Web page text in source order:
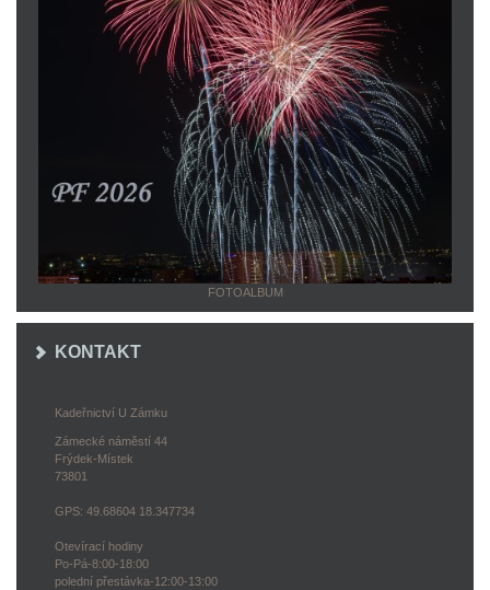
FOTOALBUM
KONTAKT
Kadeřnictví U Zámku
Zámecké náměstí 44
Frýdek-Místek
73801
GPS: 49.68604 18.347734
Otevírací hodiny
Po-Pá-8:00-18:00
polední přestávka-12:00-13:00